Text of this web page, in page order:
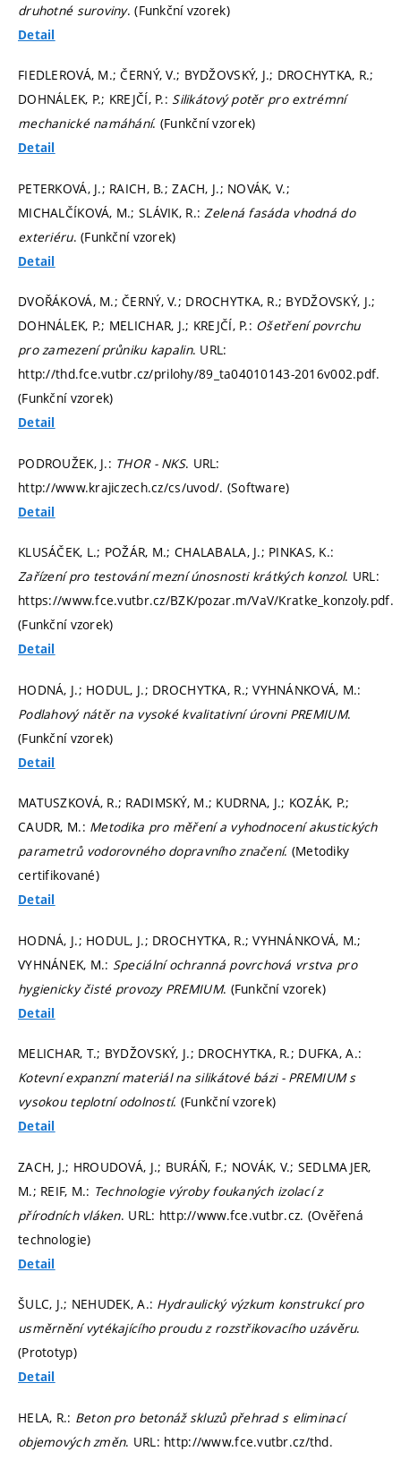
druhotné suroviny. (Funkční vzorek)
Detail
FIEDLEROVÁ, M.; ČERNÝ, V.; BYDŽOVSKÝ, J.; DROCHYTKA, R.;
DOHNÁLEK, P.; KREJČÍ, P.: Silikátový potěr pro extrémní
mechanické namáhání. (Funkční vzorek)
Detail
PETERKOVÁ, J.; RAICH, B.; ZACH, J.; NOVÁK, V.;
MICHALČÍKOVÁ, M.; SLÁVIK, R.: Zelená fasáda vhodná do
exteriéru. (Funkční vzorek)
Detail
DVOŘÁKOVÁ, M.; ČERNÝ, V.; DROCHYTKA, R.; BYDŽOVSKÝ, J.;
DOHNÁLEK, P.; MELICHAR, J.; KREJČÍ, P.: Ošetření povrchu
pro zamezení průniku kapalin. URL:
http://thd.fce.vutbr.cz/prilohy/89_ta04010143-2016v002.pdf.
(Funkční vzorek)
Detail
PODROUŽEK, J.: THOR - NKS. URL:
http://www.krajiczech.cz/cs/uvod/. (Software)
Detail
KLUSÁČEK, L.; POŽÁR, M.; CHALABALA, J.; PINKAS, K.:
Zařízení pro testování mezní únosnosti krátkých konzol. URL:
https://www.fce.vutbr.cz/BZK/pozar.m/VaV/Kratke_konzoly.pdf.
(Funkční vzorek)
Detail
HODNÁ, J.; HODUL, J.; DROCHYTKA, R.; VYHNÁNKOVÁ, M.:
Podlahový nátěr na vysoké kvalitativní úrovni PREMIUM.
(Funkční vzorek)
Detail
MATUSZKOVÁ, R.; RADIMSKÝ, M.; KUDRNA, J.; KOZÁK, P.;
CAUDR, M.: Metodika pro měření a vyhodnocení akustických
parametrů vodorovného dopravního značení. (Metodiky
certifikované)
Detail
HODNÁ, J.; HODUL, J.; DROCHYTKA, R.; VYHNÁNKOVÁ, M.;
VYHNÁNEK, M.: Speciální ochranná povrchová vrstva pro
hygienicky čisté provozy PREMIUM. (Funkční vzorek)
Detail
MELICHAR, T.; BYDŽOVSKÝ, J.; DROCHYTKA, R.; DUFKA, A.:
Kotevní expanzní materiál na silikátové bázi - PREMIUM s
vysokou teplotní odolností. (Funkční vzorek)
Detail
ZACH, J.; HROUDOVÁ, J.; BURÁŇ, F.; NOVÁK, V.; SEDLMAJER,
M.; REIF, M.: Technologie výroby foukaných izolací z
přírodních vláken. URL: http://www.fce.vutbr.cz. (Ověřená
technologie)
Detail
ŠULC, J.; NEHUDEK, A.: Hydraulický výzkum konstrukcí pro
usměrnění vytékajícího proudu z rozstřikovacího uzávěru.
(Prototyp)
Detail
HELA, R.: Beton pro betonáž skluzů přehrad s eliminací
objemových změn. URL: http://www.fce.vutbr.cz/thd.